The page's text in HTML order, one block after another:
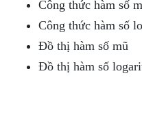
Công thức hàm số
Công thức hàm số
Đồ thị hàm số mũ
Đồ thị hàm số